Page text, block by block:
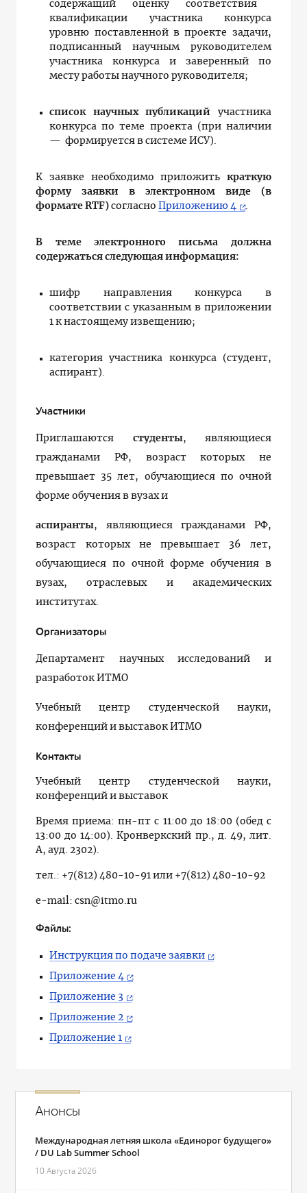
содержащий оценку соответствия
квалификации участника конкурса
уровню поставленной в проекте задачи,
подписанный научным руководителем
участника конкурса и заверенный по
месту работы научного руководителя;
список научных публикаций участника
конкурса по теме проекта (при наличии
— формируется в системе ИСУ).
К заявке необходимо приложить краткую
форму заявки в электронном виде (в
формате RTF) согласно Приложению 4 .
В теме электронного письма должна
содержаться следующая информация:
шифр направления конкурса в
соответствии с указанным в приложении
1 к настоящему извещению;
категория участника конкурса (студент,
аспирант).
Участники
Приглашаются студенты, являющиеся
гражданами РФ, возраст которых не
превышает 35 лет, обучающиеся по очной
форме обучения в вузах и
аспиранты, являющиеся гражданами РФ,
возраст которых не превышает 36 лет,
обучающиеся по очной форме обучения в
вузах, отраслевых и академических
институтах.
Организаторы
Департамент научных исследований и
разработок ИТМО
Учебный центр студенческой науки,
конференций и выставок ИТМО
Контакты
Учебный центр студенческой науки,
конференций и выставок
Время приема: пн-пт с 11:00 до 18:00 (обед с
13:00 до 14:00). Кронверкский пр., д. 49, лит.
А, ауд. 2302).
тел.: +7(812) 480-10-91 или +7(812) 480-10-92
e-mail: csn@itmo.ru
Файлы:
Инструкция по подаче заявки
Приложение 4
Приложение 3
Приложение 2
Приложение 1
Анонсы
Международная летняя школа «Единорог будущего»
/ DU Lab Summer School
10 Августа 2026